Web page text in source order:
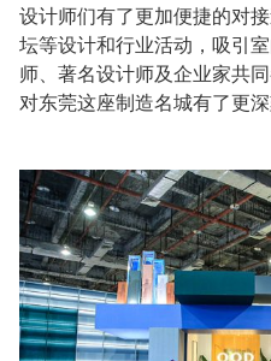
设计师们有了更加便捷的对
坛等设计和行业活动，吸引
师、著名设计师及企业家共
对东莞这座制造名城有了更深